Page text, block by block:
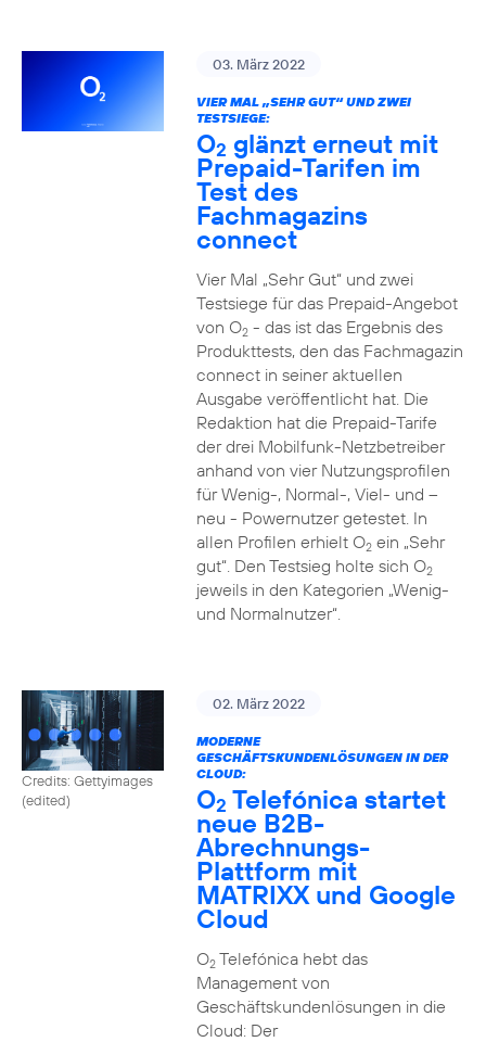
03. März 2022
VIER MAL „SEHR GUT“ UND ZWEI
TESTSIEGE:
O2 glänzt erneut mit
Prepaid-Tarifen im
Test des
Fachmagazins
connect
Vier Mal „Sehr Gut“ und zwei
Testsiege für das Prepaid-Angebot
von O2- das ist das Ergebnis des
Produkttests, den das Fachmagazin
connect in seiner aktuellen
Ausgabe veröffentlicht hat. Die
Redaktion hat die Prepaid-Tarife
der drei Mobilfunk-Netzbetreiber
anhand von vier Nutzungsprofilen
für Wenig-, Normal-, Viel- und –
neu - Powernutzer getestet. In
allen Profilen erhielt O2ein „Sehr
gut“. Den Testsieg holte sich O2
jeweils in den Kategorien „Wenig-
und Normalnutzer“.
Credits: Gettyimages
(edited)
02. März 2022
MODERNE
GESCHÄFTSKUNDENLÖSUNGEN IN DER
CLOUD:
O2 Telefónica startet
neue B2B-
Abrechnungs-
Plattform mit
MATRIXX und Google
Cloud
O2Telefónica hebt das
Management von
Geschäftskundenlösungen in die
Cloud: Der